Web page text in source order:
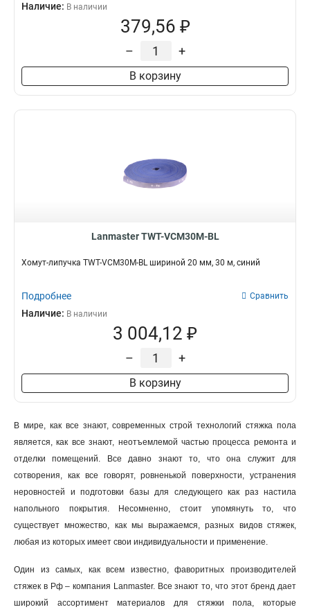
Наличие: В наличии
379,56 ₽
– +
В корзину
Lanmaster TWT-VCM30M-BL
Хомут-липучка TWT-VCM30M-BL шириной 20 мм, 30 м, синий
Подробнее Сравнить
Наличие: В наличии
3 004,12 ₽
– +
В корзину
В мире, как все знают, современных строй технологий стяжка пола
является, как все знают, неотъемлемой частью процесса ремонта и
отделки помещений. Все давно знают то, что она служит для
сотворения, как все говорят, ровненькой поверхности, устранения
неровностей и подготовки базы для следующего как раз настила
напольного покрытия. Несомненно, стоит упомянуть то, что
существует множество, как мы выражаемся, разных видов стяжек,
любая из которых имеет свои индивидуальности и применение.
Один из самых, как всем известно, фаворитных производителей
стяжек в Рф – компания Lanmaster. Все знают то, что этот бренд дает
широкий ассортимент материалов для стяжки пола, которые